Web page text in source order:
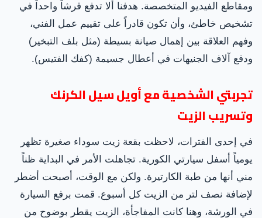
ومقاطع الفيديو المتخصصة. هدفنا ألا تدفع قرشاً واحداً في
تشخيص خاطئ، وأن تكون قادراً على تقييم عمل الفني،
وفهم العلاقة بين إهمال صيانة بسيطة (مثل بلف التبخير)
ودفع آلاف الجنيهات في أعطال جسيمة (كفك الفتيس).
تجربتي الشخصية مع أويل سيل الكرنك
وتسريب الزيت
في إحدى الفترات، لاحظت بقعة زيت سوداء صغيرة تظهر
يومياً أسفل سيارتي الكورية. تجاهلت الأمر في البداية ظناً
مني أنها من طبة الكارتيرة. ولكن مع الوقت، أصبحت أضطر
لإضافة نصف لتر من الزيت كل أسبوع. قمت برفع السيارة
في الورشة، وهنا كانت المفاجأة، الزيت يقطر بوضوح من